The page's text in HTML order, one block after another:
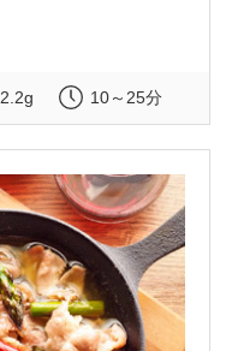
2.2g 10～25分